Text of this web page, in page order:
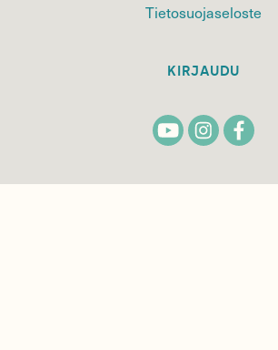
Tietosuojaseloste
KIRJAUDU